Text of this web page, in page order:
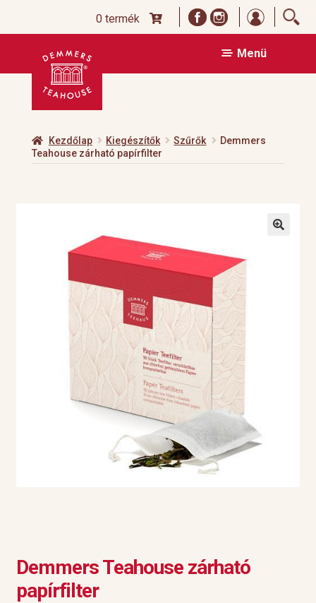
0 termék
Ugrás
navigációhoz
Kilépés
tartalomba
Menü
Kezdőlap Kiegészítők Szűrők
Demmers
Teahouse zárható papírfilter
Demmers Teahouse zárható
papírfilter